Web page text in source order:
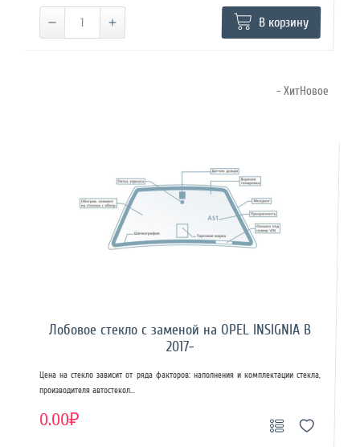
В корзину
- ХитНовое
Лобовое стекло с заменой на OPEL INSIGNIA B
2017-
Цена на стекло зависит от ряда факторов: наполнения и комплектации стекла,
производителя автостекол...
0.00₽